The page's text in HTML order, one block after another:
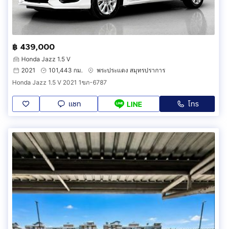
฿ 439,000
Honda Jazz 1.5 V
2021
101,443 กม.
พระประแดง สมุทรปราการ
Honda Jazz 1.5 V 2021 1ขภ-6787
แชท LINE โทร